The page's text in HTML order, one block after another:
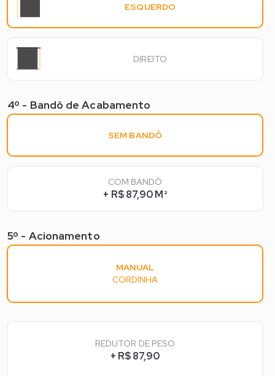
ESQUERDO
DIREITO
5º - Acabamentos*
4º - Bandô de Acabamento
SEM BANDÔ
COM BANDÔ
+ R$ 87,90 M²
4º - Acionamento*
5º - Acionamento
MANUAL
CORDINHA
REDUTOR DE PESO
+ R$ 87,90